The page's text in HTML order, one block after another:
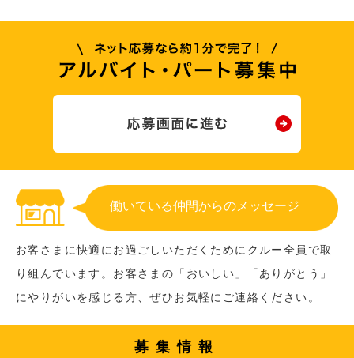
働いている仲間からのメッセージ
お客さまに快適にお過ごしいただくためにクルー全員で取
り組んでいます。お客さまの「おいしい」「ありがとう」
にやりがいを感じる方、ぜひお気軽にご連絡ください。
募集情報